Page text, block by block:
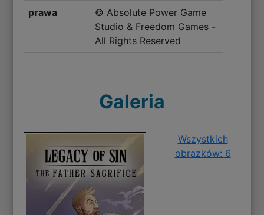
prawa
© Absolute Power Game
Studio & Freedom Games -
All Rights Reserved
Galeria
Wszystkich
obrazków: 6